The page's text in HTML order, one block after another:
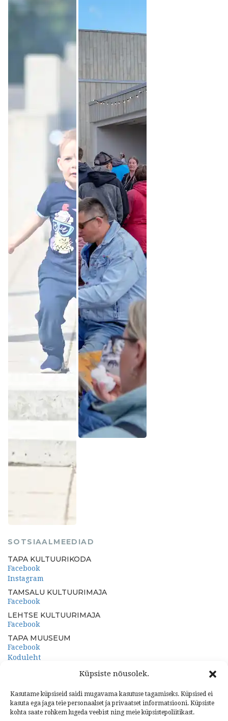
Küpsiste nõusolek.
Kasutame küpsiseid saidi mugavama kasutuse tagamiseks. Küpsised ei
kasuta ega jaga teie personaalset ja privaatset informatsiooni. Küpsiste
kohta saate rohkem lugeda veebist ning meie küpsistepoliitikast.
SOTSIAALMEEDIAD
TAPA KULTUURIKODA
Facebook
Instagram
TAMSALU KULTUURIMAJA
Facebook
LEHTSE KULTUURIMAJA
Facebook
TAPA MUUSEUM
Facebook
Koduleht
PORKUNI PAEMUUSEUM
Koduleht